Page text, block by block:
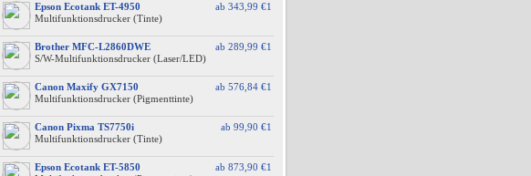
ab 343,99 €1
Epson Ecotank ET-4950
Multifunktionsdrucker (Tinte)
ab 289,99 €1
Brother MFC-L2860DWE
S/W-Multifunktionsdrucker (Laser/LED)
ab 576,84 €1
Canon Maxify GX7150
Multifunktionsdrucker (Pigmenttinte)
ab 99,90 €1
Canon Pixma TS7750i
Multifunktionsdrucker (Tinte)
ab 873,90 €1
Epson Ecotank ET-5850